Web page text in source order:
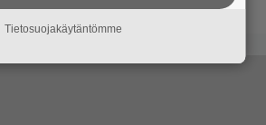
Tietosuojakäytäntömme